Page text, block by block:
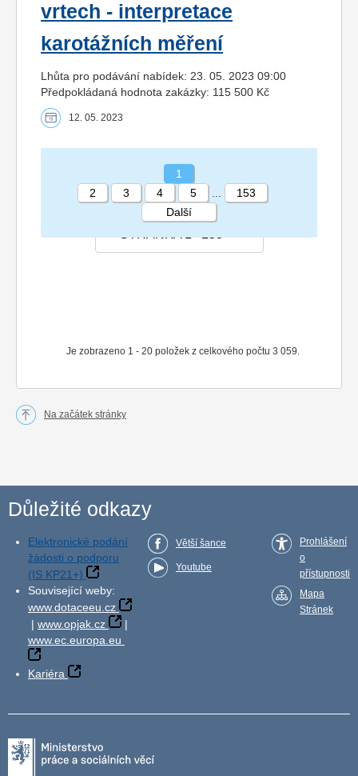
vrtech - interpretace
karotážních měření
Lhůta pro podávání nabídek: 23. 05. 2023 09:00
Předpokládaná hodnota zakázky: 115 500 Kč
12. 05. 2023
Je zobrazeno 1 - 20 položek z celkového počtu 3 059.
1
2
3 4 5
153
Další
Na začátek stránky
Důležité odkazy
Elektronické podání
žádosti o podporu
(IS KP21+)
Související weby:
www.dotaceeu.cz
| www.opjak.cz
|
www.ec.europa.eu
Kariéra
Větší šance
Youtube
Prohlášení
o
přístupnosti
Mapa
Stránek